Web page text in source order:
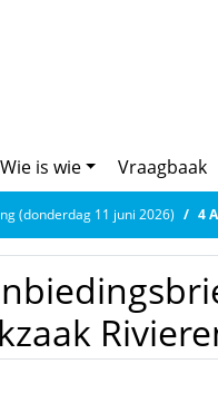
Wie is wie Vraagbaak
(donderdag 11 juni 2026) 4